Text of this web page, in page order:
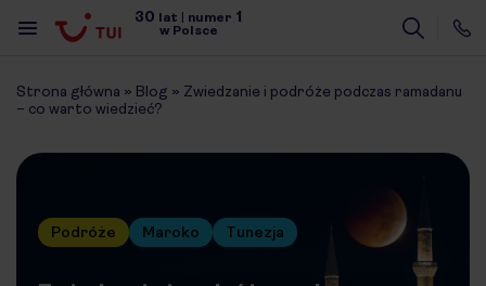
30 lat | numer 1
w Polsce
Strona główna » Blog » Zwiedzanie i podróże podczas ramadanu
– co warto wiedzieć?
Podróże Maroko Tunezja